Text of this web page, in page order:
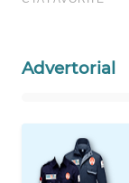
Advertorial
WISATA
LAPAK